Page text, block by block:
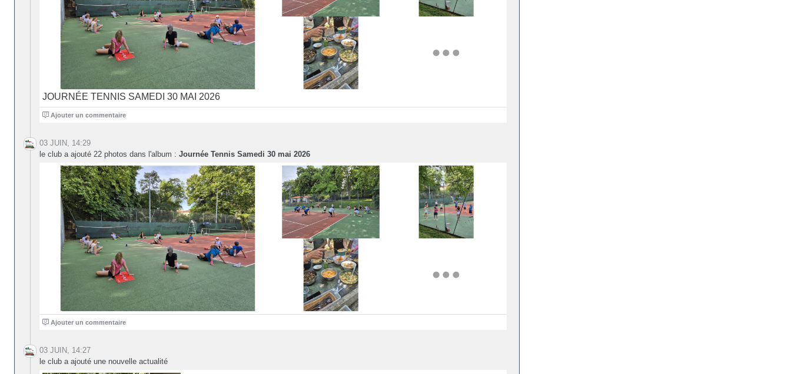
JOURNÉE TENNIS SAMEDI 30 MAI 2026
0 Ajouter un commentaire
03 JUIN, 14:29
le club a ajouté 22 photos dans l'album : Journée Tennis Samedi 30 mai 2026
0 Ajouter un commentaire
03 JUIN, 14:27
le club a ajouté une nouvelle actualité